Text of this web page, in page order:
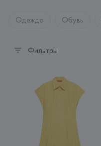
Одежда Обувь
Фильтры